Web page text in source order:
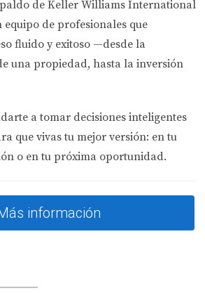
personalizada para
la propiedad que mejor se
y objetivos financieros. Ya
propiedad para uso personal o
ingresos, mi experiencia en el
permite brindarte las mejores
gratuita para discutir
mercado tan competitivo.
paso? Contáctame hoy
de Keller Williams International
equipo de profesionales que
fluido y exitoso —desde la
una propiedad, hasta la inversión
a tomar decisiones inteligentes
que vivas tu mejor versión: en tu
o en tu próxima oportunidad.
información